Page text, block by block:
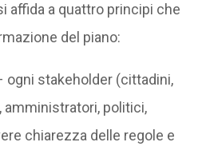
affida a quattro principi che
del piano:
ogni stakeholder (cittadini,
amministratori, politici,
chiarezza delle regole e